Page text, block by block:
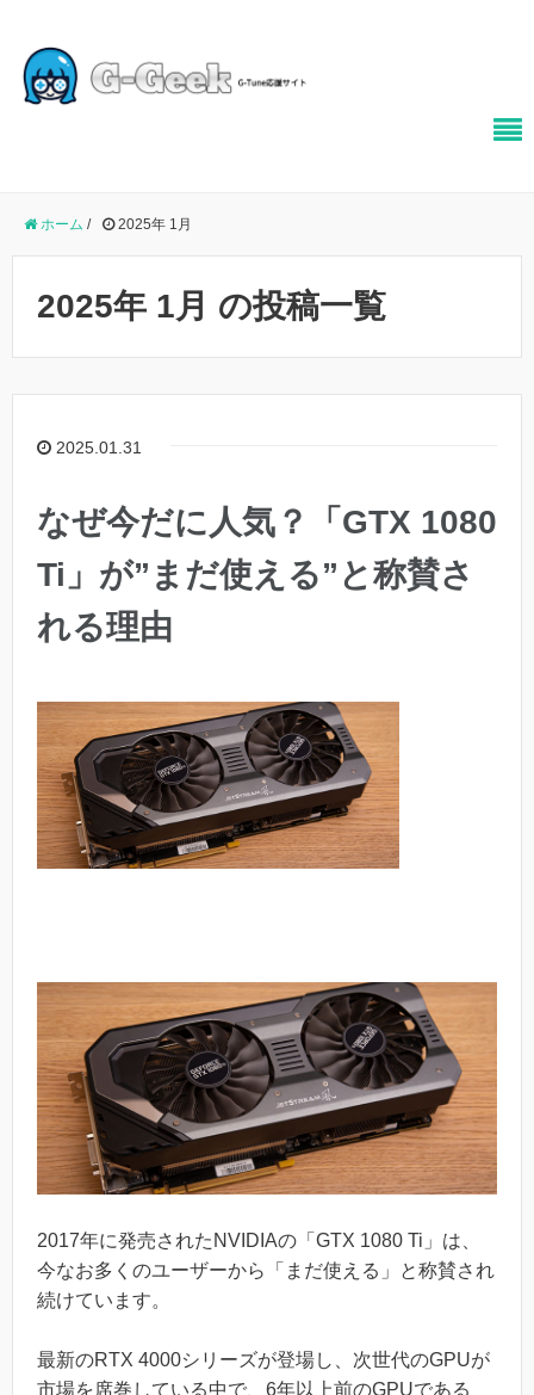
ホーム / 2025年 1月
2025年 1月 の投稿一覧
2025.01.31
なぜ今だに人気？「GTX 1080
Ti」が”まだ使える”と称賛さ
れる理由
2017年に発売されたNVIDIAの「GTX 1080 Ti」は、
今なお多くのユーザーから「まだ使える」と称賛され
続けています。
最新のRTX 4000シリーズが登場し、次世代のGPUが
市場を席巻している中で、6年以上前のGPUである